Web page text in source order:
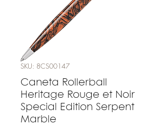
SKU: 8CS00147
Caneta Rollerball
Heritage Rouge et Noir
Special Edition Serpent
Marble